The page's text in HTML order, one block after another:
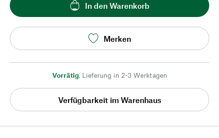
In den Warenkorb
Merken
Vorrätig, Lieferung in 2-3 Werktagen
Verfügbarkeit im Warenhaus